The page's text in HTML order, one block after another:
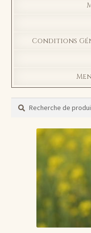
Conditions
Recherche
pour :
Recherche